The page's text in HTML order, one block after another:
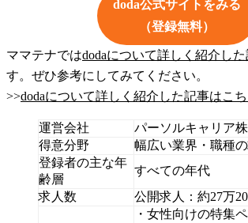
doda公式サイトをみる
（登録無料）
ママテナではdodaについて詳しく紹介し
す。ぜひ参考にしてみてください。
>>dodaについて詳しく紹介した記事はこち
運営会社
パーソルキャリア
得意分野
幅広い業界・職種
登録者の主な年
齢層
すべての年代
求人数
公開求人：約27万
・女性向けの特集